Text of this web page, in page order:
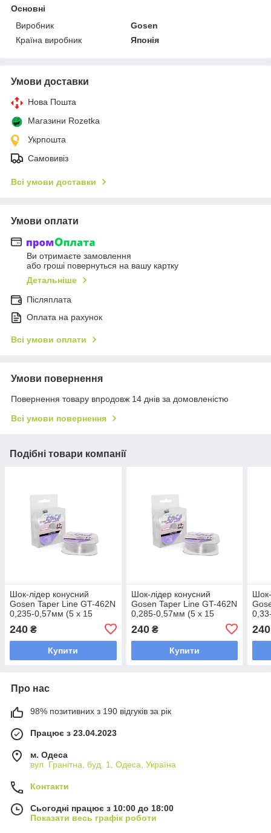
Основні
Виробник
Gosen
Країна виробник
Японія
Умови доставки
Нова Пошта
Магазини Rozetka
Укрпошта
Самовивіз
Всі умови доставки
Умови оплати
Ви отримаєте замовлення
або гроші повернуться на вашу картку
Детальніше
Післяплата
Оплата на рахунок
Всі умови оплати
Умови повернення
Повернення товару впродовж 14 днів за домовленістю
Всі умови повернення
Подібні товари компанії
Шок-лідер конусний
Gosen Taper Line GT-462N
0,235-0,57мм (5 х 15
240 ₴
Купити
Шок-лідер конусний
Gosen Taper Line GT-462N
0,285-0,57мм (5 х 15
240₴
Купити
240
Про нас
98% позитивних з 190 відгуків за рік
Працює з 23.04.2023
м. Одеса
вул. Гранітна, буд. 1, Одеса, Україна
Контакти
Сьогодні працює з 10:00 до 18:00
Показати весь графік роботи